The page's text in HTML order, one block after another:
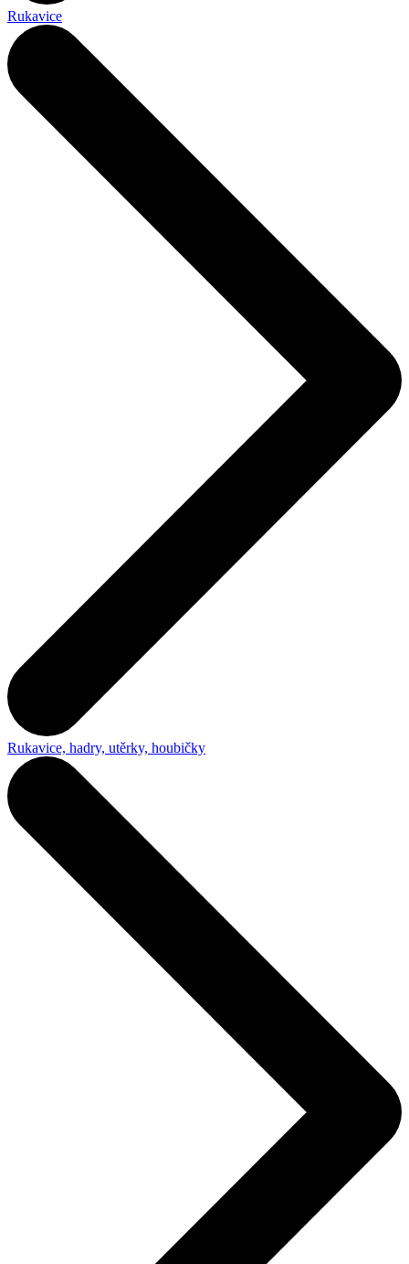
Rukavice
Rukavice, hadry, utěrky, houbičky